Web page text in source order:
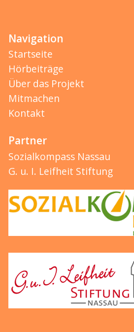
Navigation
Startseite
Hörbeiträge
Über das Projekt
Mitmachen
Kontakt
Partner
Sozialkompass Nassau
G. u. I. Leifheit Stiftung